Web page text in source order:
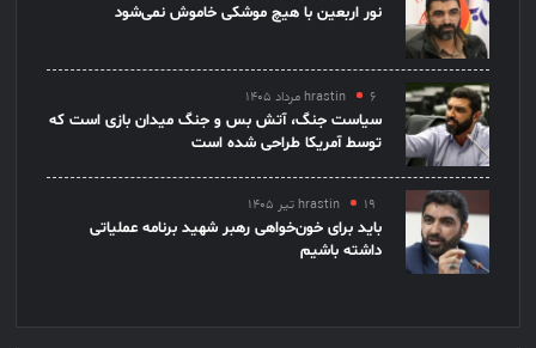
نور اربعین با هیچ موشکی خاموش نمی‌شود
hrastin ۶ مرداد ۱۴۰۵
سیاست جنگ، آتش بس و جنگ میدان بازی است که
توسط آمریکا طراحی شده است
hrastin ۱۹ تیر ۱۴۰۵
باید برای خون‌خواهی رهبر شهید برنامه عملیاتی
داشته باشیم